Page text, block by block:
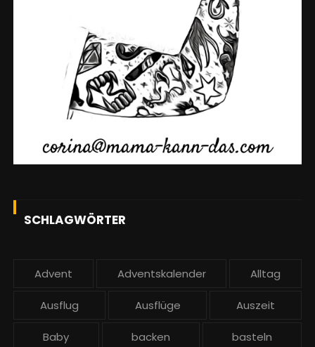
SCHLAGWÖRTER
Advent Adventskalender Alltag
Ausflug Ausflüge Auszeit
Baby backen basteln